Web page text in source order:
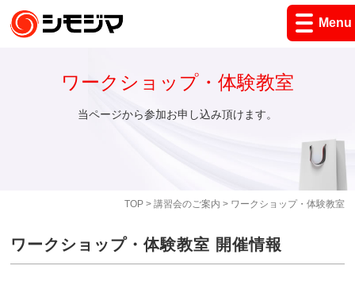
Menu
TOP> 講習会のご案内 > ワークショップ・体験教室
ワークショップ・体験教室
当ページから参加お申し込み頂けます。
ワークショップ・体験教室 開催情報